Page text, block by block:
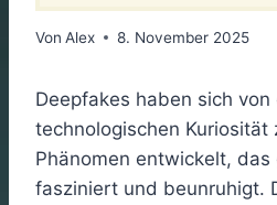
Von Alex 8. November 2025
Deepfakes haben sich von
technologischen
Phänomen entwickelt, das
fasziniert und beunruhigt.